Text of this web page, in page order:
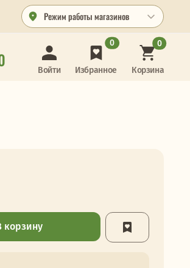
Режим работы магазинов
Войти Избранное
0
Корзина
0
корзину